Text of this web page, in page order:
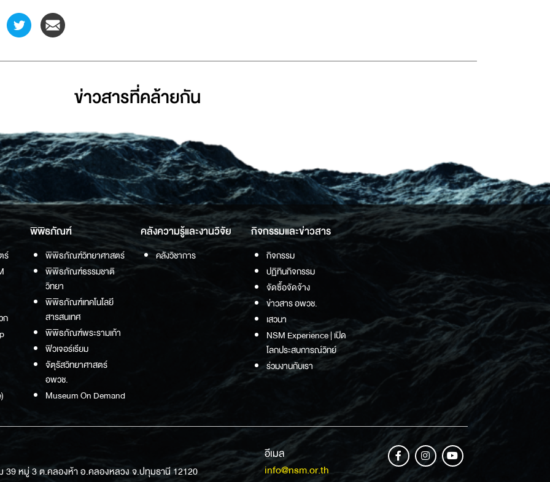
ข่าวสารที่่คล้ายกัน
ร์
ก
พิพิธภัณฑ์
พิพิธภัณฑ์วิทยาศาสตร์
พิพิธภัณฑ์ธรรมชาติ
วิทยา
พิพิธภัณฑ์เทคโนโลยี
สารสนเทศ
พิพิธภัณฑ์พระรามเก้า
ฟิวเจอร์เรียม
จัตุรัสวิทยาศาสตร์
อพวช.
Museum On Demand
คลังความรู้และงานวิจัย
คลังวิชาการ
กิจกรรมและข่าวสาร
กิจกรรม
ปฏิทินกิจกรรม
จัดซื้อจัดจ้าง
ข่าวสาร อพวช.
เสวนา
NSM Experience | เปิด
โลกประสบการณ์วิทย์
ร่วมงานกับเรา
39 หมู่ 3 ต.คลองห้า อ.คลองหลวง จ.ปทุมธานี 12120
อีเมล
info@nsm.or.th